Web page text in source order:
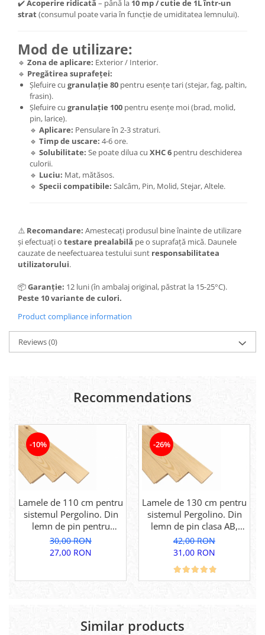
✔️Acoperire ridicată – până la 10 mp / cutie de 1L într-un
strat(consumul poate varia în funcție de umiditatea lemnului).
Mod de utilizare:
🔹 Zona de aplicare: Exterior / Interior.
🔹 Pregătirea suprafeței:
Șlefuire cu granulație 80 pentru esențe tari (stejar, fag, paltin,
frasin).
Șlefuire cu granulație 100 pentru esențe moi (brad, molid,
pin, larice).
🔹 Aplicare: Pensulare în 2-3 straturi.
🔹 Timp de uscare: 4-6 ore.
🔹 Solubilitate: Se poate dilua cu XHC 6 pentru deschiderea
culorii.
🔹 Luciu: Mat, mătăsos.
🔹 Specii compatibile: Salcâm, Pin, Molid, Stejar, Altele.
⚠️ Recomandare: Amestecați produsul bine înainte de utilizare
și efectuați o testare prealabilă pe o suprafață mică. Daunele
cauzate de neefectuarea testului sunt responsabilitatea
utilizatorului.
📦Garanție: 12 luni (în ambalaj original, păstrat la 15-25°C).
Peste 10 variante de culori.
Product compliance information
Reviews(0)
Recommendations
-10%
Lamele de 110 cm pentru
sistemul Pergolino. Din
lemn de pin pentru
inchidere perfecta.
30,00 RON
27,00 RON
-26%
Lamele de 130 cm pentru
sistemul Pergolino. Din
lemn de pin clasa AB,
pentru inchidere
perfecta.
42,00 RON
31,00 RON
Similar products